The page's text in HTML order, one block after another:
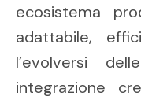
ecosistema
adattabile,
l’evolversi
integrazione